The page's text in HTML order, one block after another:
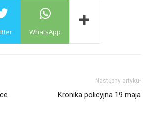
WhatsApp
Następny artykuł
Kronika policyjna 19 maja